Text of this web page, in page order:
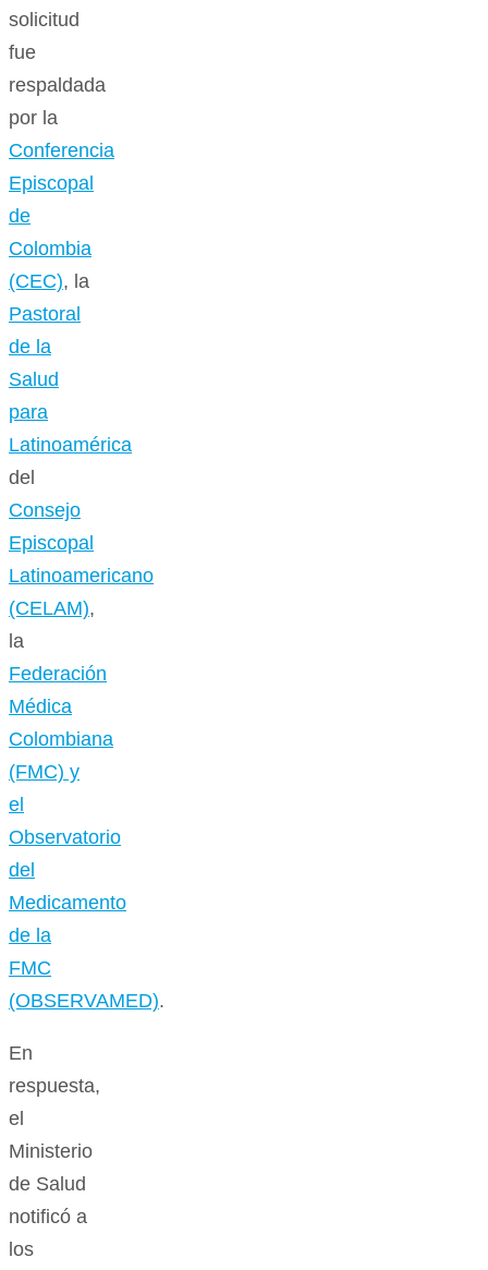
solicitud
fue
respaldada
por la
Conferencia
Episcopal
de
Colombia
(CEC), la
Pastoral
de la
Salud
para
Latinoamérica
del
Consejo
Episcopal
Latinoamericano
(CELAM),
la
Federación
Médica
Colombiana
(FMC) y
el
Observatorio
del
Medicamento
de la
FMC
(OBSERVAMED).
En
respuesta,
el
Ministerio
de Salud
notificó a
los